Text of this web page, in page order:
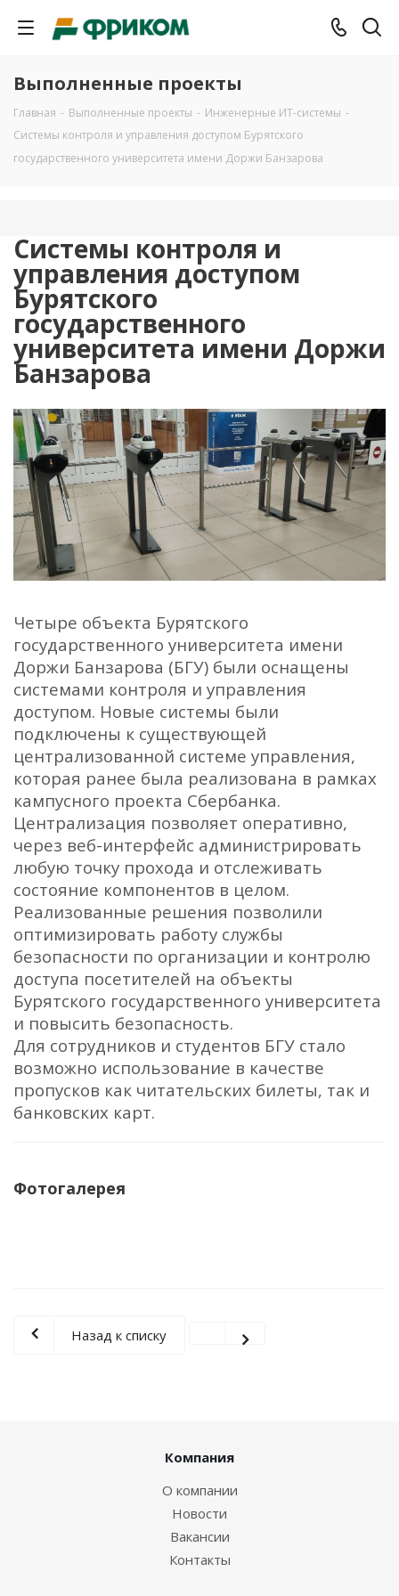
Выполненные проекты
Главная - Выполненные проекты - Инженерные ИТ-системы -
Системы контроля и управления доступом Бурятского
государственного университета имени Доржи Банзарова
Системы контроля и
управления доступом
Бурятского
государственного
университета имени Доржи
Банзарова
Четыре объекта Бурятского
государственного университета имени
Доржи Банзарова (БГУ) были оснащены
системами контроля и управления
доступом. Новые системы были
подключены к существующей
централизованной системе управления,
которая ранее была реализована в рамках
кампусного проекта Сбербанка.
Централизация позволяет оперативно,
через веб-интерфейс администрировать
любую точку прохода и отслеживать
состояние компонентов в целом.
Реализованные решения позволили
оптимизировать работу службы
безопасности по организации и контролю
доступа посетителей на объекты
Бурятского государственного университета
и повысить безопасность.
Для сотрудников и студентов БГУ стало
возможно использование в качестве
пропусков как читательских билеты, так и
банковских карт.
Фотогалерея
Назад к списку
Компания
О компании
Новости
Вакансии
Контакты